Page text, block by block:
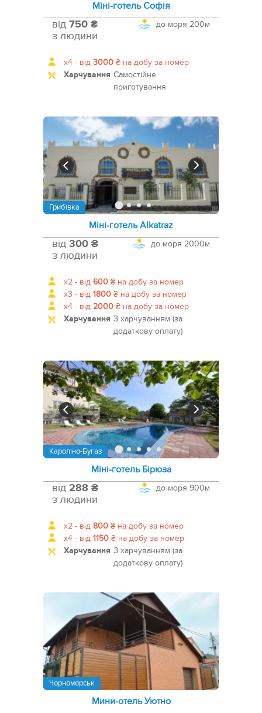
Міні-готель Софія
до моря 200м
від 750 ₴
з людини
x4 - від 3000 ₴ на добу за номер
Харчування Самостійне
приготування
Грибівка
Міні-готель Alkatraz
до моря 2000м
від 300 ₴
з людини
x2 - від 600 ₴ на добу за номер
x3 - від 1800 ₴ на добу за номер
x4 - від 2000 ₴ на добу за номер
Харчування З харчуванням (за
додаткову оплату)
Кароліно-Бугаз
Міні-готель Бірюза
до моря 900м
від 288 ₴
з людини
x2 - від 800 ₴ на добу за номер
x4 - від 1150 ₴ на добу за номер
Харчування З харчуванням (за
додаткову оплату)
Чорноморськ
Мини-отель Уютно